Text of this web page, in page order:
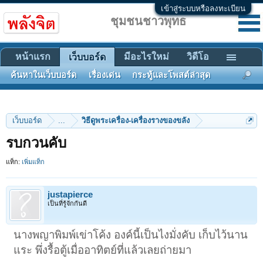
เข้าสู่ระบบหรือลงทะเบียน
เว็บบอร์ด ... วิธีดูพระเครื่อง-เครื่องรางของขลัง
รบกวนคับ
แท็ก: เพิ่มแท็ก
่ีjustapierce
เป็นที่รู้จักกันดี
นางพญาพิมพ์เข่าโค้ง องค์นี้เป็นไงมั่งคับ เก็บไว้นาน
แระ พึ่งรื้อตู้เมื่ออาทิตย์ที่แล้วเลยถ่ายมา
ชุมชนชาวพุทธ
หน้าแรก เว็บบอร์ด
ค้นหาในเว็บบอร์ด เรื่องเด่น กระทู้และโพสต์ล่าสุด
มีอะไรใหม่ วิดีโอ